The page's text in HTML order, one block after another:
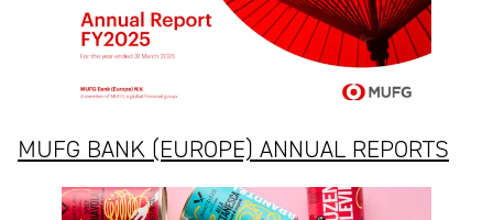
MUFG BANK (EUROPE) ANNUAL REPORTS